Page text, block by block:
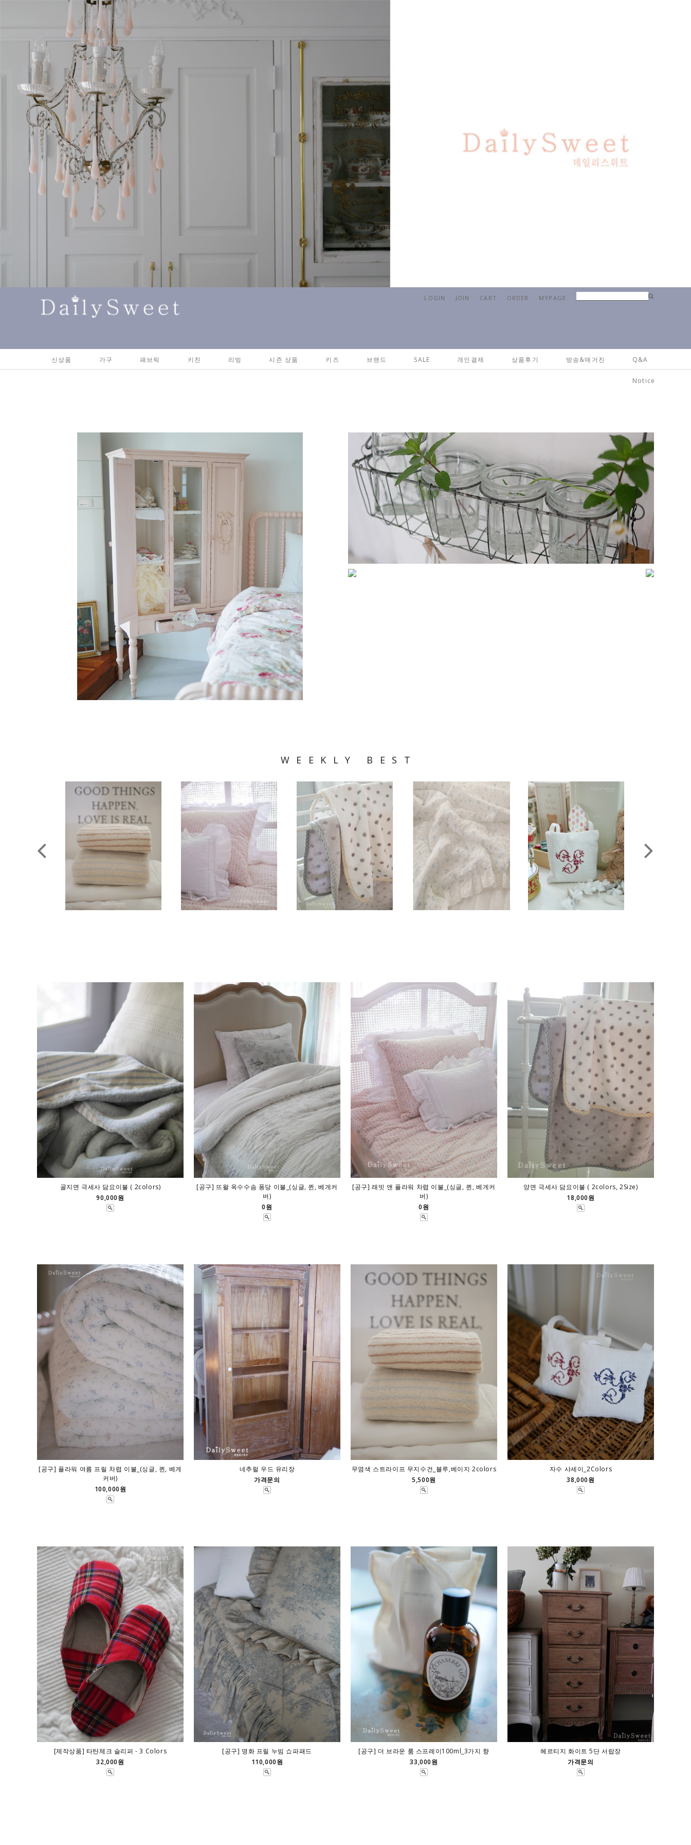
LOGIN JOIN CART ORDER MYPAGE
신상품 가구 패브릭 키친 리빙 시즌 상품 키즈 브랜드 SALE 개인결제 상품후기 방송&매거진 Q&A
Notice
WEEKLY BEST
골지면 극세사 담요이불 ( 2colors)
90,000원
[공구] 뜨왈 옥수수솜 퐁당 이불_(싱글, 퀸, 베게커
버)
0원
[공구] 래빗 앤 플라워 차렵 이불_(싱글, 퀸, 베게커
버)
0원
양면 극세사 담요이불 ( 2colors, 2Size)
18,000원
[공구] 플라워 여름 프릴 차렵 이불_(싱글, 퀸, 베게
커버)
100,000원
네추럴 우드 유리장
가격문의
무염색 스트라이프 무지수건_블루,베이지 2colors
5,500원
자수 샤세이_2Colors
38,000원
[제작상품] 타탄체크 슬리퍼 - 3 Colors
32,000원
[공구] 명화 프릴 누빔 쇼파패드
110,000원
[공구] 더 브라운 룸 스프레이100ml_3가지 향
33,000원
헤르티지 화이트 5단 서랍장
가격문의